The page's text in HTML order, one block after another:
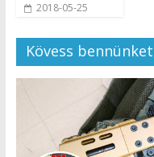
2018-05-25
Kövess